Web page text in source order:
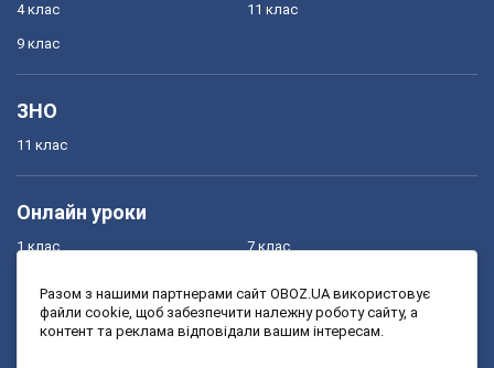
4 клас
9 клас
11 клас
ЗНО
11 клас
Онлайн уроки
1 клас
3 клас
7 клас
9 клас
Разом з нашими партнерами сайт OBOZ.UA використовує
файли cookie, щоб забезпечити належну роботу сайту, а
контент та реклама відповідали вашим інтересам.